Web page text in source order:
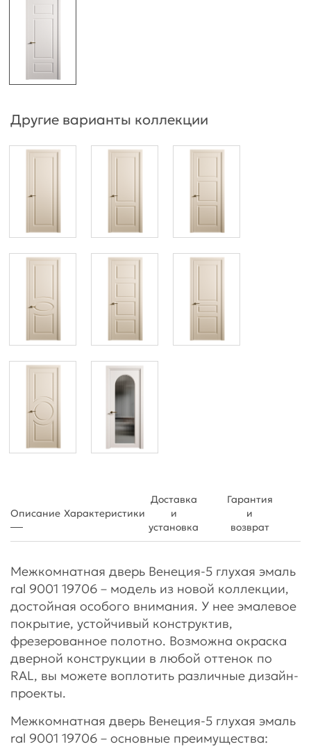
Другие варианты коллекции
Описание Характеристики
Доставка
и
установка
Гарантия
и
возврат
Межкомнатная дверь Венеция-5 глухая эмаль
ral 9001 19706 – модель из новой коллекции,
достойная особого внимания. У нее эмалевое
покрытие, устойчивый конструктив,
фрезерованное полотно. Возможна окраска
дверной конструкции в любой оттенок по
RAL, вы можете воплотить различные дизайн-
проекты.
Межкомнатная дверь Венеция-5 глухая эмаль
ral 9001 19706 – основные преимущества: